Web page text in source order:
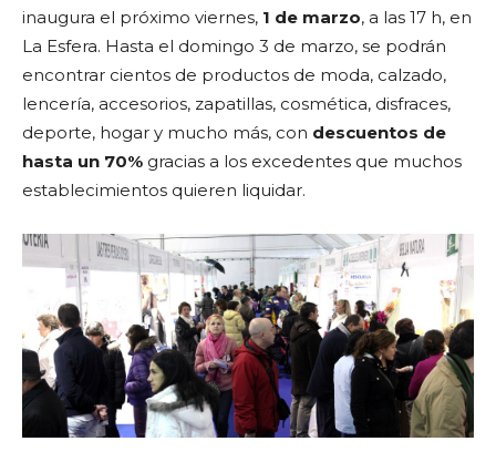
inaugura el próximo viernes, 1 de marzo, a las 17 h, en
La Esfera. Hasta el domingo 3 de marzo, se podrán
encontrar cientos de productos de moda, calzado,
lencería, accesorios, zapatillas, cosmética, disfraces,
deporte, hogar y mucho más, con descuentos de
hasta un 70% gracias a los excedentes que muchos
establecimientos quieren liquidar.